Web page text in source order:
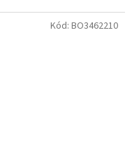
Kód: BO3462210